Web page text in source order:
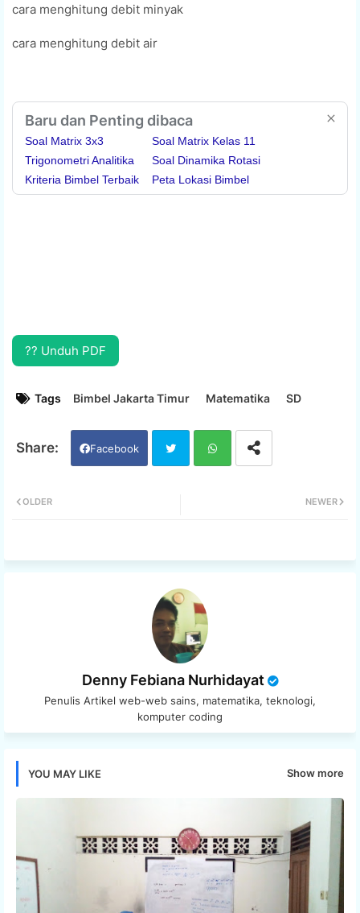
cara menghitung debit minyak
cara menghitung debit air
Baru dan Penting dibaca
Soal Matrix 3x3
Trigonometri Analitika
Kriteria Bimbel Terbaik
Soal Matrix Kelas 11
Soal Dinamika Rotasi
Peta Lokasi Bimbel
?? Unduh PDF
Tags Bimbel Jakarta Timur Matematika SD
Facebook
NEWER
OLDER
Denny Febiana Nurhidayat
Penulis Artikel web-web sains, matematika, teknologi,
komputer coding
YOU MAY LIKE Show more